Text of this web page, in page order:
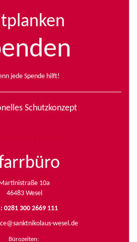
jede Spende hilft!
Schutzkonzept
10a
46483 Wesel
0281 300 2669 111
wesel.de
Bürozeiten: